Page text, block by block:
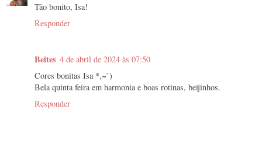
Tão bonito, Isa!
Responder
Beites 4 de abril de 2024 às 07:50
Cores bonitas Isa *,~`)
Bela quinta feira em harmonia e boas rotinas, beijinhos.
Responder